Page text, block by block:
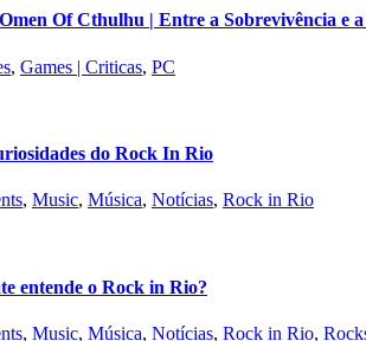
Of Cthulhu | Entre a Sobrevivência e
, Games | Criticas, PC
do Rock In Rio
, Music, Música, Notícias, Rock in Rio
entende o Rock in Rio?
, Music, Música, Notícias, Rock in Rio,